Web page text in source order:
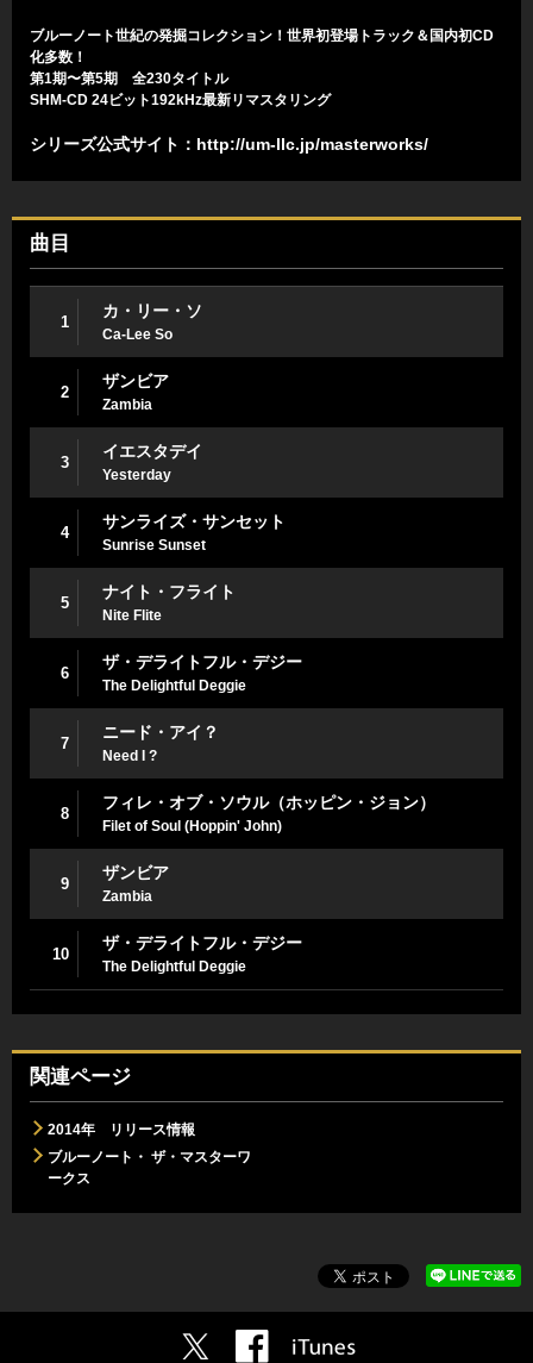
ブルーノート世紀の発掘コレクション！世界初登場トラック＆国内初CD
化多数！
第1期〜第5期 全230タイトル
SHM-CD 24ビット192kHz最新リマスタリング
シリーズ公式サイト： http://um-llc.jp/masterworks/
曲目
1
カ・リー・ソ
Ca-Lee So
2
ザンビア
Zambia
3
イエスタデイ
Yesterday
4
サンライズ・サンセット
Sunrise Sunset
5
ナイト・フライト
Nite Flite
6
ザ・デライトフル・デジー
The Delightful Deggie
7
ニード・アイ？
Need I ?
8
フィレ・オブ・ソウル（ホッピン・ジョン）
Filet of Soul (Hoppin' John)
9
ザンビア
Zambia
10
ザ・デライトフル・デジー
The Delightful Deggie
関連ページ
2014年 リリース情報
ブルーノート・ ザ・マスターワ
ークス